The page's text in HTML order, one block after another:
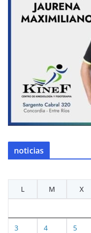
noticias
L
M X
3 4 5